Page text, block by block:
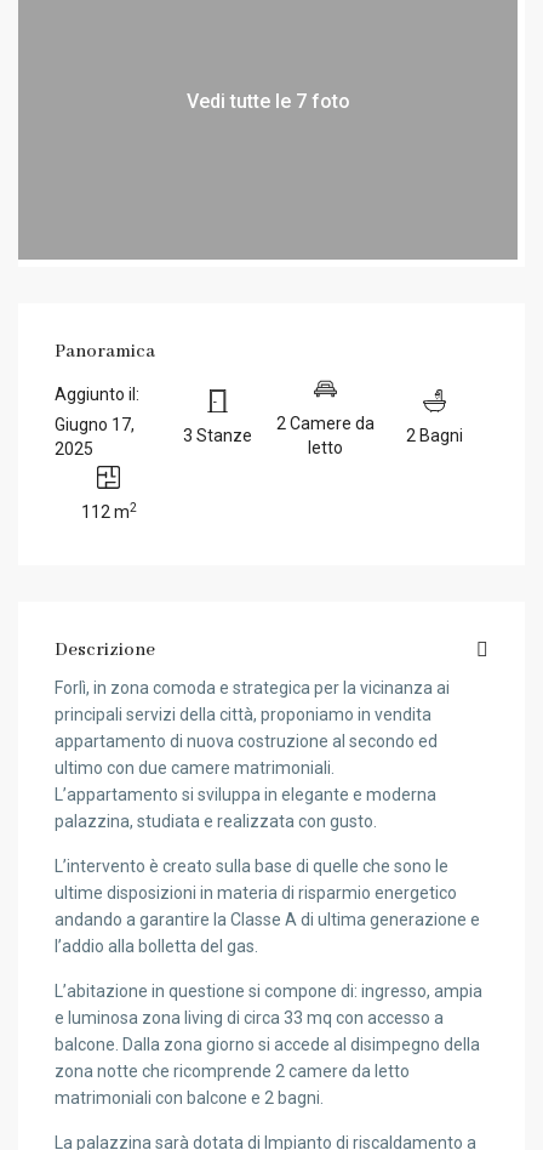
Vedi tutte le 7 foto
Panoramica
Aggiunto il:
Giugno 17,
2025
3 Stanze
2 Camere da
letto
2 Bagni
112 m2
Descrizione
Forlì, in zona comoda e strategica per la vicinanza ai
principali servizi della città, proponiamo in vendita
appartamento di nuova costruzione al secondo ed
ultimo con due camere matrimoniali.
L’appartamento si sviluppa in elegante e moderna
palazzina, studiata e realizzata con gusto.
L’intervento è creato sulla base di quelle che sono le
ultime disposizioni in materia di risparmio energetico
andando a garantire la Classe A di ultima generazione e
l’addio alla bolletta del gas.
L’abitazione in questione si compone di: ingresso, ampia
e luminosa zona living di circa 33 mq con accesso a
balcone. Dalla zona giorno si accede al disimpegno della
zona notte che ricomprende 2 camere da letto
matrimoniali con balcone e 2 bagni.
La palazzina sarà dotata di Impianto di riscaldamento a